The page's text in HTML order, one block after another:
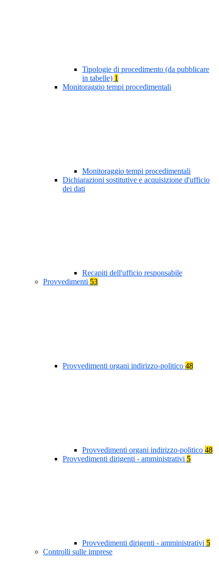
Tipologie di procedimento (da pubblicare
in tabelle) 1
Monitoraggio tempi procedimentali
Monitoraggio tempi procedimentali
Dichiarazioni sostitutive e acquisizione d'ufficio
dei dati
Recapiti dell'ufficio responsabile
Provvedimenti 53
Provvedimenti organi indirizzo-politico 48
Provvedimenti organi indirizzo-politico 48
Provvedimenti dirigenti - amministrativi 5
Provvedimenti dirigenti - amministrativi 5
Controlli sulle imprese